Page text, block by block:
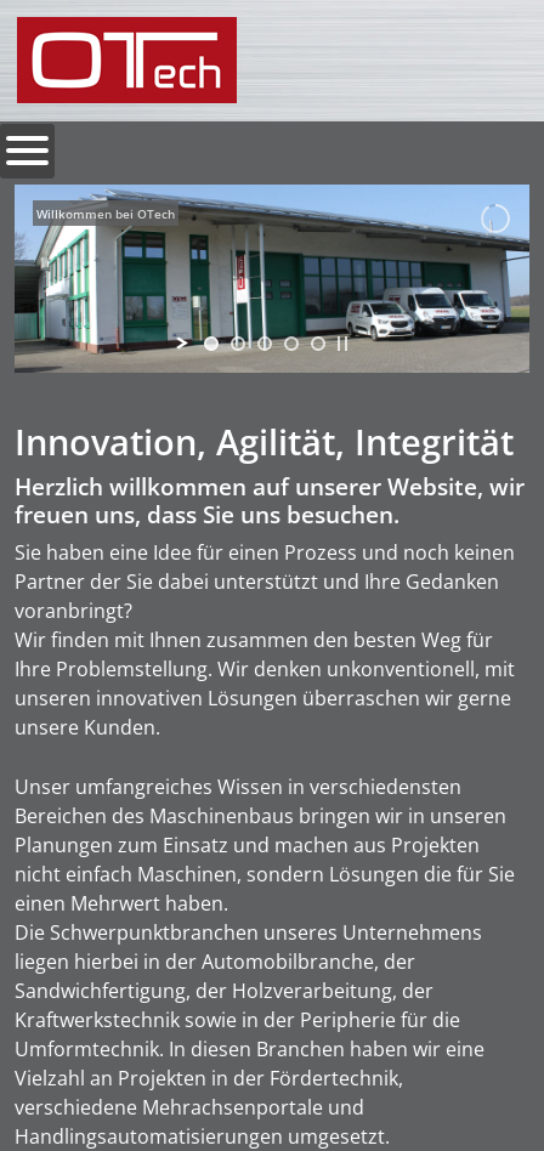
Willkommen bei OTech
Innovation, Agilität, Integrität
Herzlich willkommen auf unserer Website, wir
freuen uns, dass Sie uns besuchen.
Sie haben eine Idee für einen Prozess und noch keinen
Partner der Sie dabei unterstützt und Ihre Gedanken
voranbringt?
Wir finden mit Ihnen zusammen den besten Weg für
Ihre Problemstellung. Wir denken unkonventionell, mit
unseren innovativen Lösungen überraschen wir gerne
unsere Kunden.
Unser umfangreiches Wissen in verschiedensten
Bereichen des Maschinenbaus bringen wir in unseren
Planungen zum Einsatz und machen aus Projekten
nicht einfach Maschinen, sondern Lösungen die für Sie
einen Mehrwert haben.
Die Schwerpunktbranchen unseres Unternehmens
liegen hierbei in der Automobilbranche, der
Sandwichfertigung, der Holzverarbeitung, der
Kraftwerkstechnik sowie in der Peripherie für die
Umformtechnik. In diesen Branchen haben wir eine
Vielzahl an Projekten in der Fördertechnik,
verschiedene Mehrachsenportale und
Handlingsautomatisierungen umgesetzt.